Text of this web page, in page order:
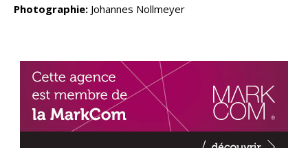
Photographie: Johannes Nollmeyer